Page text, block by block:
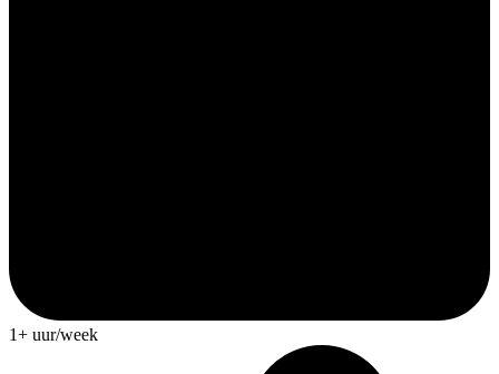
1+ uur/week